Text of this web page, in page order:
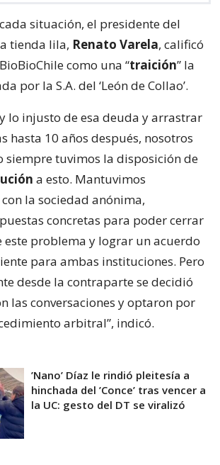
situación, el presidente del
tienda lila, Renato Varela, calificó
como una “traición” la
por la S.A. del ‘León de Collao’.
lo injusto de esa deuda y arrastrar
hasta 10 años después, nosotros
siempre tuvimos la disposición de
a esto. Mantuvimos
la sociedad anónima,
concretas para poder cerrar
problema y lograr un acuerdo
para ambas instituciones. Pero
desde la contraparte se decidió
las conversaciones y optaron por
arbitral”, indicó.
’Nano’ Díaz le rindió pleitesía a
hinchada del ’Conce’ tras vencer a
la UC: gesto del DT se viralizó